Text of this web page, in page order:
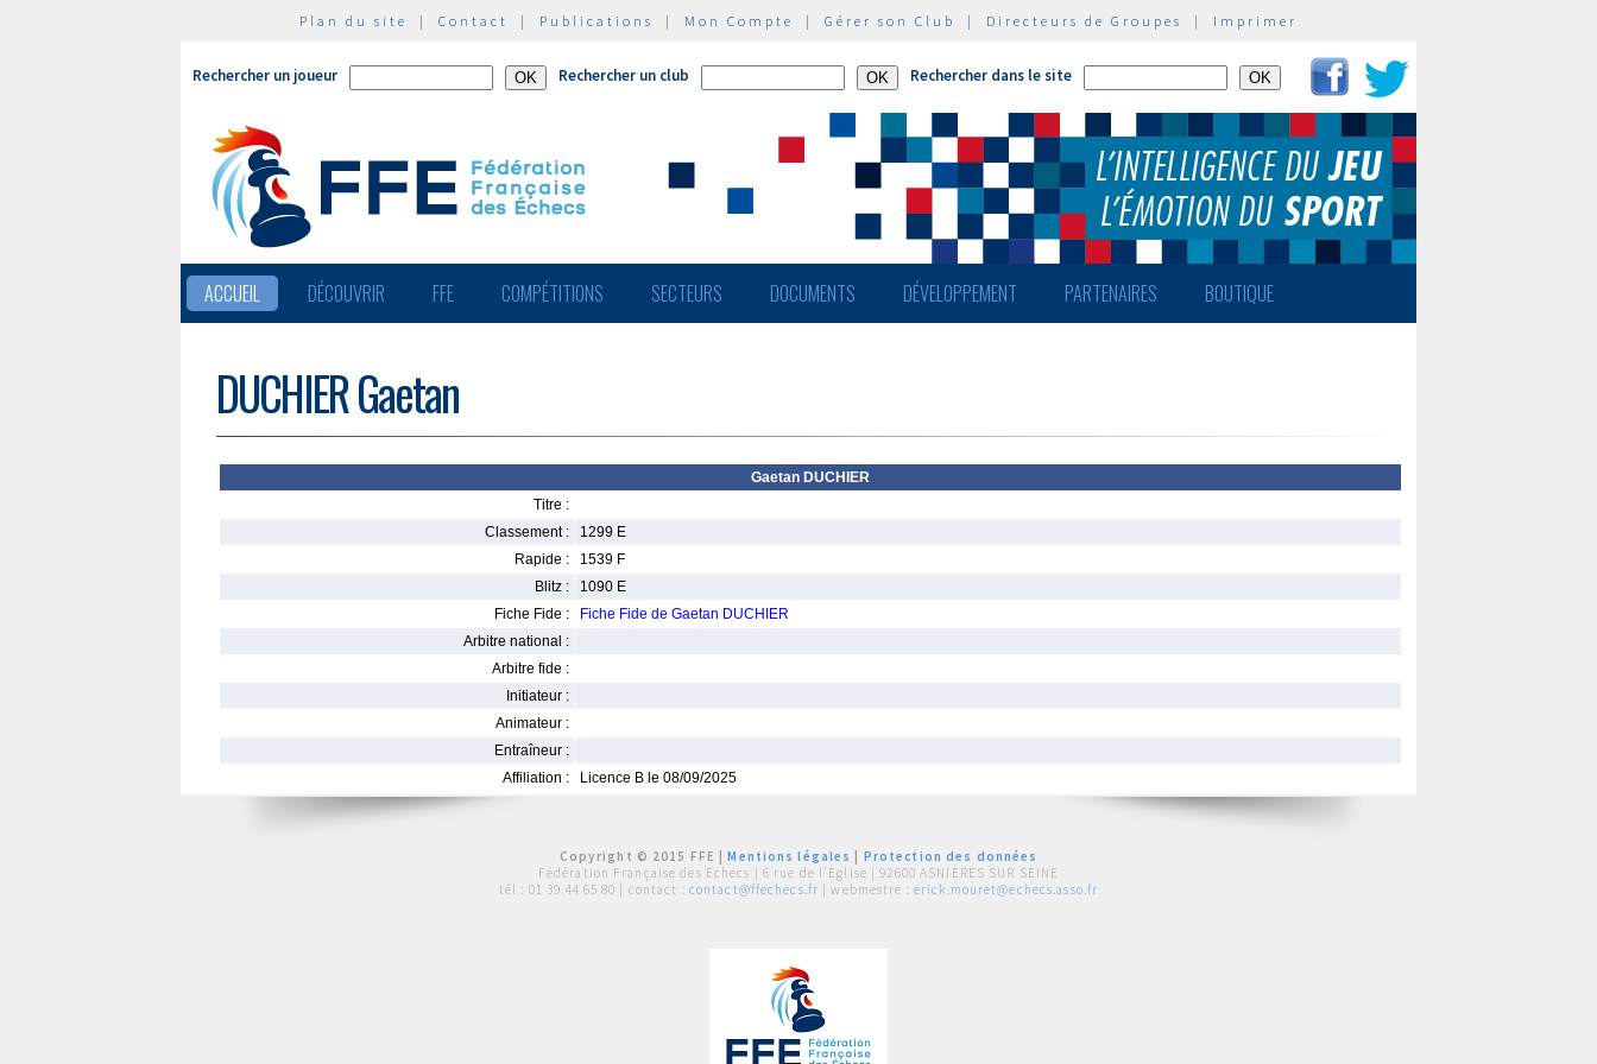
Plan du site | Contact | Publications | Mon Compte | Gérer son Club | Directeurs de Groupes | Imprimer
Rechercher un joueur Rechercher un club Rechercher dans le site
ACCUEIL DÉCOUVRIR FFE COMPÉTITIONS SECTEURS DOCUMENTS DÉVELOPPEMENT PARTENAIRES BOUTIQUE
DUCHIER Gaetan
Gaetan DUCHIER
Titre :
Classement :
1299 E
Rapide :
1539 F
Blitz :
1090 E
Fiche Fide :
Fiche Fide de Gaetan DUCHIER
Arbitre national :
Arbitre fide :
Initiateur :
Animateur :
Entraîneur :
Affiliation :
Licence B le 08/09/2025
Copyright © 2015 FFE |Mentions légales
Protection des données
Fédération Française des Echecs | 6 rue de l'Eglise | 92600 ASNIERES SUR SEINE
tél : 01 39 44 65 80 | contact : contact@ffechecs.fr | webmestre : erick.mouret@echecs.asso.fr